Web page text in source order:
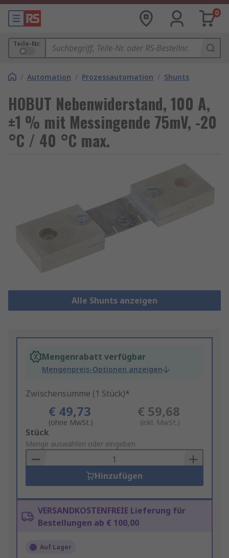
0
Teile-Nr.
/ Automation / Prozessautomation / Shunts
HOBUT Nebenwiderstand, 100 A,
±1 % mit Messingende 75mV, -20
°C / 40 °C max.
Alle Shunts anzeigen
Mengenrabatt verfügbar
Mengenpreis-Optionen anzeigen
Zwischensumme (1 Stück)*
€ 49,73
(ohne MwSt.)
€ 59,68
(inkl. MwSt.)
Add
to
Basket
Stück
Menge auswählen oder eingeben
Hinzufügen
VERSANDKOSTENFREIE Lieferung für
Bestellungen ab € 100,00
Auf Lager